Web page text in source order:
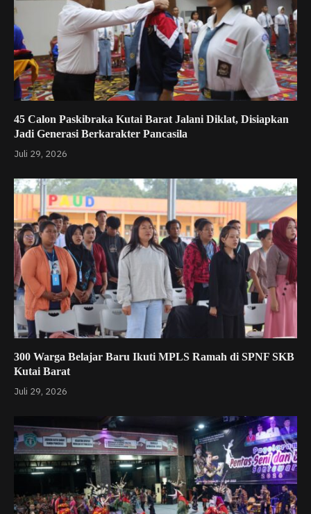
45 Calon Paskibraka Kutai Barat Jalani Diklat, Disiapkan
Jadi Generasi Berkarakter Pancasila
Juli 29, 2026
300 Warga Belajar Baru Ikuti MPLS Ramah di SPNF SKB
Kutai Barat
Juli 29, 2026